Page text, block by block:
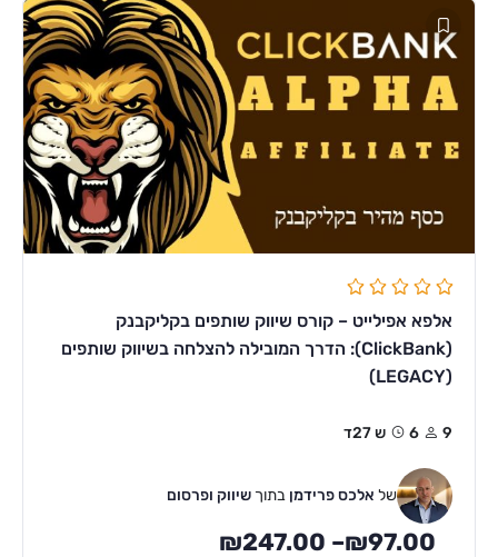
אלפא אפילייט – קורס שיווק שותפים בקליקבנק
(ClickBank): הדרך המובילה להצלחה בשיווק שותפים
(LEGACY)
9 6ש 27ד
של אלכס פרידמן בתוך שיווק ופרסום
₪97.00
–
₪247.00